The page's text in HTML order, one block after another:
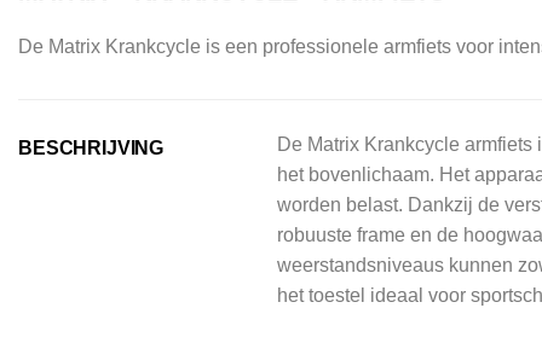
De Matrix Krankcycle is een professionele armfiets voor
BESCHRIJVING
De Matrix Krankcycle
het bovenlichaam. Het
worden belast. Dankzij de
robuuste frame en de
weerstandsniveaus kunnen
het toestel ideaal voor